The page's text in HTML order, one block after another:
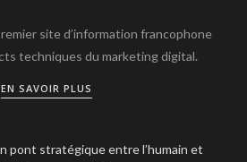
site d’information francophone
techniques du marketing digital.
EN SAVOIR PLUS
pont stratégique entre l’humain et